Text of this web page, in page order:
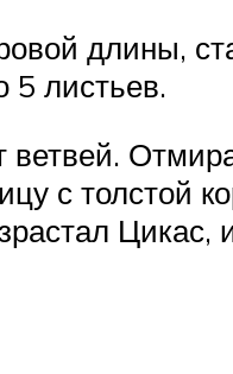
длины,
5 листьев.
с толстой
Цикас,